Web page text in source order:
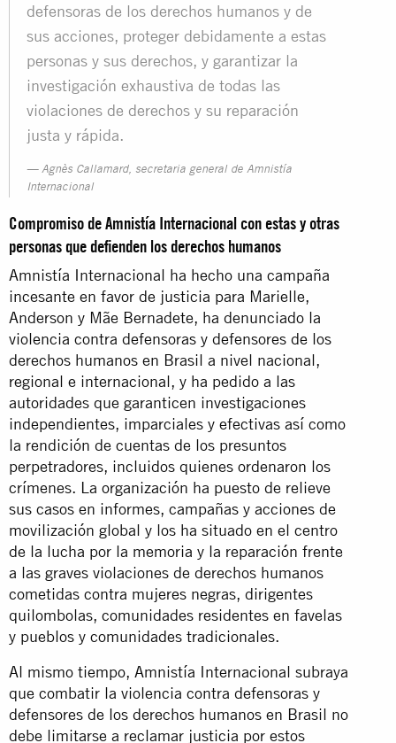
defensoras de los derechos humanos y de
sus acciones, proteger debidamente a estas
personas y sus derechos, y garantizar la
investigación exhaustiva de todas las
violaciones de derechos y su reparación
justa y rápida.
Agnès Callamard, secretaria general de Amnistía
Internacional
Compromiso de Amnistía Internacional con estas y otras
personas que defienden los derechos humanos
Amnistía Internacional ha hecho una campaña
incesante en favor de justicia para Marielle,
Anderson y Mãe Bernadete, ha denunciado la
violencia contra defensoras y defensores de los
derechos humanos en Brasil a nivel nacional,
regional e internacional, y ha pedido a las
autoridades que garanticen investigaciones
independientes, imparciales y efectivas así como
la rendición de cuentas de los presuntos
perpetradores, incluidos quienes ordenaron los
crímenes. La organización ha puesto de relieve
sus casos en informes, campañas y acciones de
movilización global y los ha situado en el centro
de la lucha por la memoria y la reparación frente
a las graves violaciones de derechos humanos
cometidas contra mujeres negras, dirigentes
quilombolas, comunidades residentes en favelas
y pueblos y comunidades tradicionales.
Al mismo tiempo, Amnistía Internacional subraya
que combatir la violencia contra defensoras y
defensores de los derechos humanos en Brasil no
debe limitarse a reclamar justicia por estos